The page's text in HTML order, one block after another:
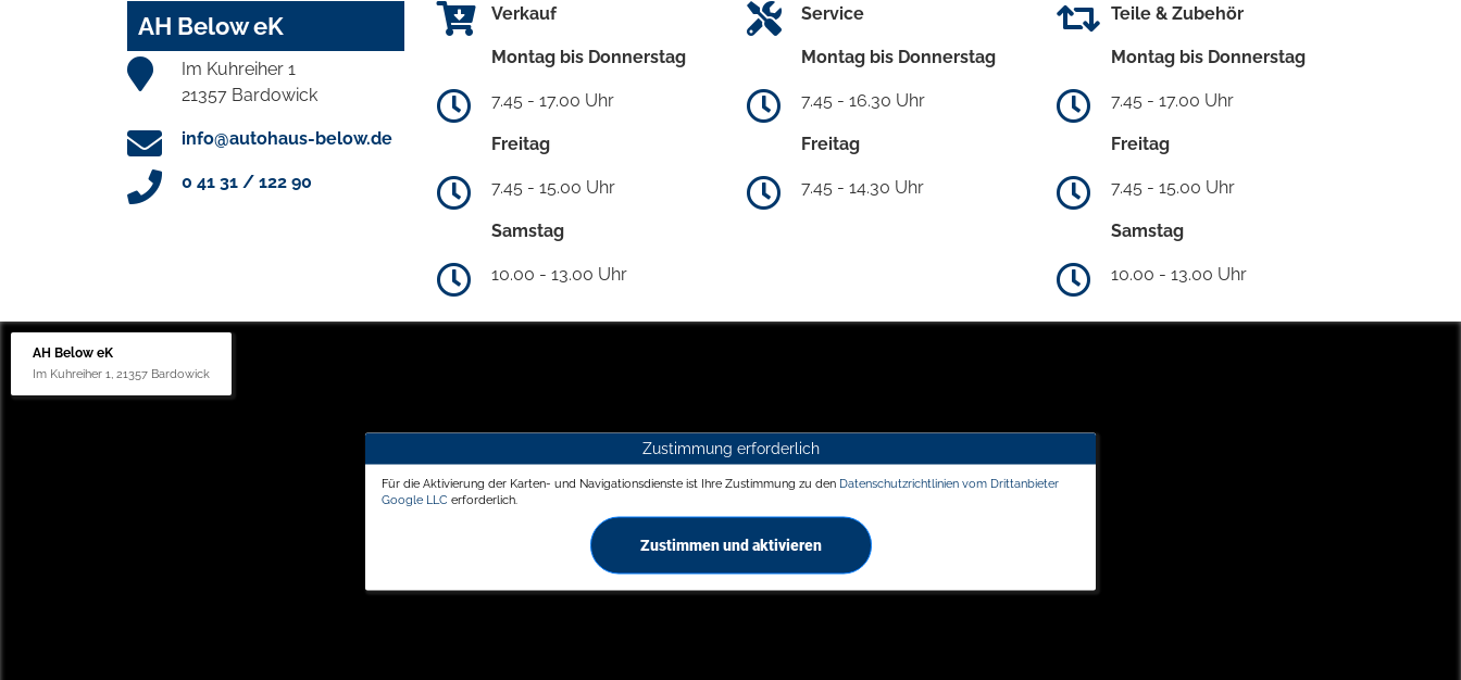
AH Below eK
Im Kuhreiher 1
21357 Bardowick
info@autohaus-below.de
0 41 31 / 122 90
Verkauf
Montag bis Donnerstag
7.45 - 17.00 Uhr
Freitag
7.45 - 15.00 Uhr
Samstag
10.00 - 13.00 Uhr
Service
Montag bis Donnerstag
7.45 - 16.30 Uhr
Freitag
7.45 - 14.30 Uhr
Teile & Zubehör
Montag bis Donnerstag
7.45 - 17.00 Uhr
Freitag
7.45 - 15.00 Uhr
Samstag
10.00 - 13.00 Uhr
AH Below eK
Im Kuhreiher 1, 21357 Bardowick
Zustimmung erforderlich
Für die Aktivierung der Karten- und Navigationsdienste ist Ihre Zustimmung zu den Datenschutzrichtlinien vom Drittanbieter
Google LLC erforderlich.
Zustimmen und aktivieren